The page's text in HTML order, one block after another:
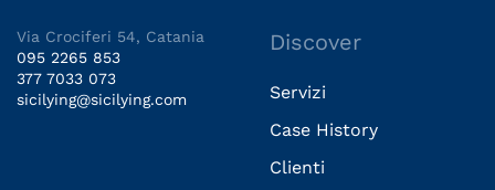
Via Crociferi 54, Catania
095 2265 853
377 7033 073
sicilying@sicilying.com
Discover
Servizi
Case History
Clienti